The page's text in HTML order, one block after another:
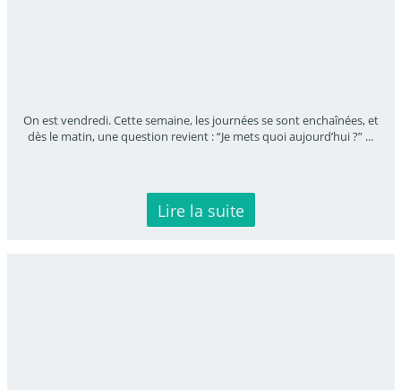
On est vendredi. Cette semaine, les journées se sont enchaînées, et
dès le matin, une question revient : “Je mets quoi aujourd’hui ?” ...
Lire la suite